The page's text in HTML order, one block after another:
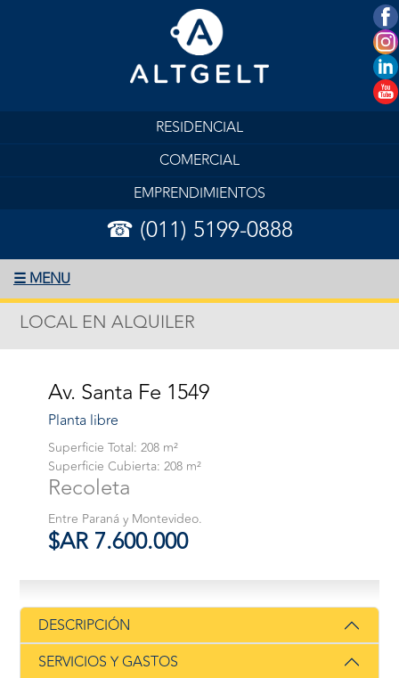
RESIDENCIAL
COMERCIAL
EMPRENDIMIENTOS
☎ (011) 5199-0888
☰ MENU
LOCAL EN ALQUILER
Av. Santa Fe 1549
Planta libre
Superficie Total: 208 m²
Superficie Cubierta: 208 m²
Recoleta
Entre Paraná y Montevideo.
$AR 7.600.000
DESCRIPCIÓN
SERVICIOS Y GASTOS